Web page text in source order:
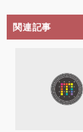
関連記事